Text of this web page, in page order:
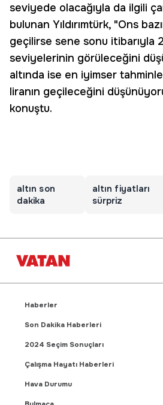
seviyede olacağıyla da ilgili
bulunan Yıldırımtürk, "Ons
geçilirse sene sonu itibarıyla
seviyelerinin görüleceğini
altında ise en iyimser
liranın geçileceğini
konuştu.
altın son
dakika
altın fiyatları
sürpriz
Haberler
Son Dakika Haberleri
2024 Seçim Sonuçları
Çalışma Hayatı Haberleri
Hava Durumu